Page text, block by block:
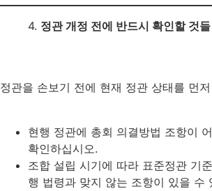
4. 정관 개정 전에 반드시 확인할 것들
정관을 손보기 전에 현재 정관 상태를 먼
현행 정관에 총회 의결방법 조항이
확인하십시오.
조합 설립 시기에 따라 표준정관 기
행 법령과 맞지 않는 조항이 있을 수